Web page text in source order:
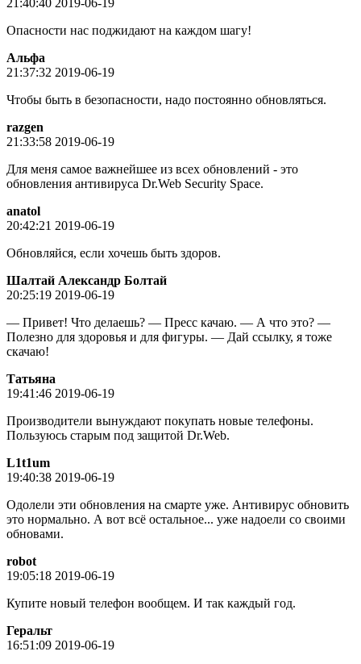
21:40:40 2019-06-19
Опасности нас поджидают на каждом шагу!
Альфа
21:37:32 2019-06-19
Чтобы быть в безопасности, надо постоянно обновляться.
razgen
21:33:58 2019-06-19
Для меня самое важнейшее из всех обновлений - это
обновления антивируса Dr.Web Security Space.
anatol
20:42:21 2019-06-19
Обновляйся, если хочешь быть здоров.
Шалтай Александр Болтай
20:25:19 2019-06-19
— Привет! Что делаешь? — Пресс качаю. — А что это? —
Полезно для здоровья и для фигуры. — Дай ссылку, я тоже
скачаю!
Татьяна
19:41:46 2019-06-19
Производители вынуждают покупать новые телефоны.
Пользуюсь старым под защитой Dr.Web.
L1t1um
19:40:38 2019-06-19
Одолели эти обновления на смарте уже. Антивирус обновить
это нормально. А вот всё остальное... уже надоели со своими
обновами.
robot
19:05:18 2019-06-19
Купите новый телефон вообщем. И так каждый год.
Геральт
16:51:09 2019-06-19